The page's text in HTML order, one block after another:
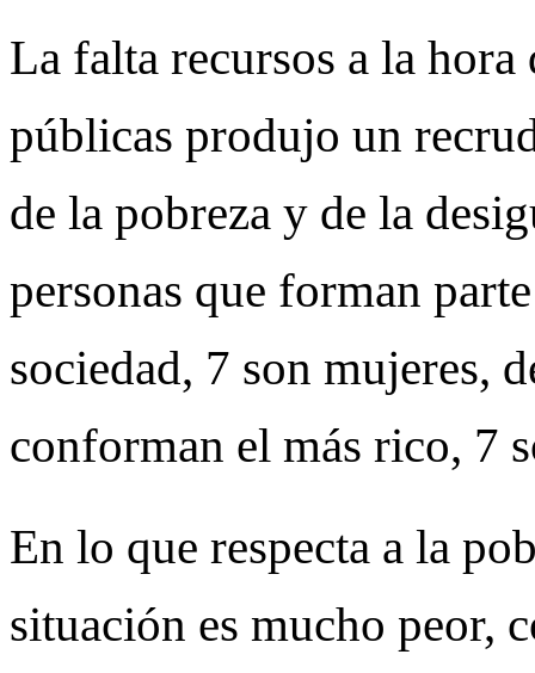
La falta recursos a la
públicas produjo un
de la pobreza y de la
personas que forman
sociedad, 7 son mujeres,
conforman el más rico, 7
En lo que respecta a la
situación es mucho peor,